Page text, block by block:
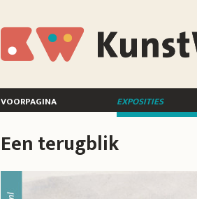
KunstWerkt
voorpagina exposities
Een terugblik